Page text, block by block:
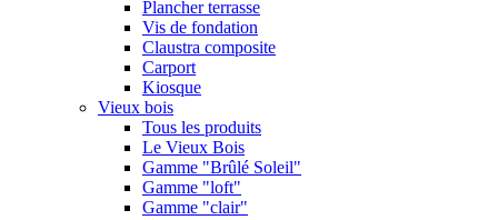
Plancher terrasse
Vis de fondation
Claustra composite
Carport
Kiosque
Vieux bois
Tous les produits
Le Vieux Bois
Gamme "Brûlé Soleil"
Gamme "loft"
Gamme "clair"